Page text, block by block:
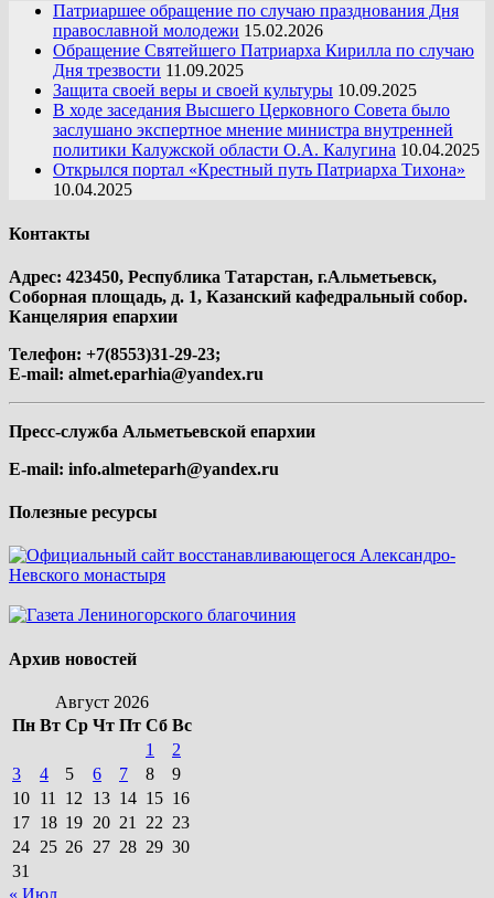
Патриаршее обращение по случаю празднования Дня
православной молодежи 15.02.2026
Обращение Святейшего Патриарха Кирилла по случаю
Дня трезвости 11.09.2025
Защита своей веры и своей культуры 10.09.2025
В ходе заседания Высшего Церковного Совета было
заслушано экспертное мнение министра внутренней
политики Калужской области О.А. Калугина 10.04.2025
Открылся портал «Крестный путь Патриарха Тихона»
10.04.2025
Контакты
Адрес: 423450, Республика Татарстан, г.Альметьевск,
Соборная площадь, д. 1, Казанский кафедральный собор.
Канцелярия епархии
Телефон: +7(8553)31-29-23;
E-mail: almet.eparhia@yandex.ru
Пресс-служба Альметьевской епархии
E-mail: info.almeteparh@yandex.ru
Полезные ресурсы
Архив новостей
Август 2026
Пн Вт Ср Чт Пт Сб Вс
1
2
3
4 5 6 7 8
9
10 11 12 13 14 15 16
17 18 19 20 21 22 23
24 25 26 27 28 29 30
31
« Июл